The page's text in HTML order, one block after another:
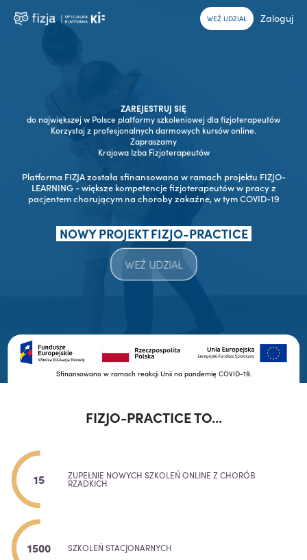
WEŹ UDZIAŁ Zaloguj
Sfinansowano w ramach reakcji Unii na pandemię COVID-19.
ZAREJESTRUJ SIĘ
do największej w Polsce platformy szkoleniowej dla fizjoterapeutów
Korzystaj z profesjonalnych darmowych kursów online.
Zapraszamy
Krajowa Izba Fizjoterapeutów
Platforma FIZJA została sfinansowana w ramach projektu FIZJO-
LEARNING - większe kompetencje fizjoterapeutów w pracy z
pacjentem chorującym na choroby zakaźne, w tym COVID-19
NOWY PROJEKT FIZJO-PRACTICE
WEŹ UDZIAŁ
FIZJO-PRACTICE TO...
15 ZUPEŁNIE NOWYCH SZKOLEŃ ONLINE Z CHORÓB
RZADKICH
1500 SZKOLEŃ STACJONARNYCH